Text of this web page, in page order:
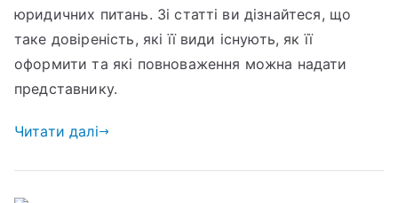
юридичних питань. Зі статті ви дізнайтеся, що
таке довіреність, які її види існують, як її
оформити та які повноваження можна надати
представнику.
Читати далі